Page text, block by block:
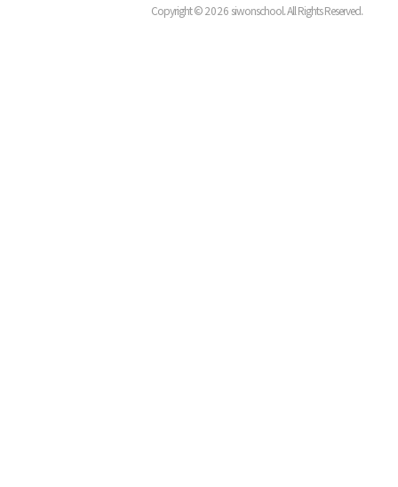
Copyright ©2026 siwonschool. All Rights Reserved.